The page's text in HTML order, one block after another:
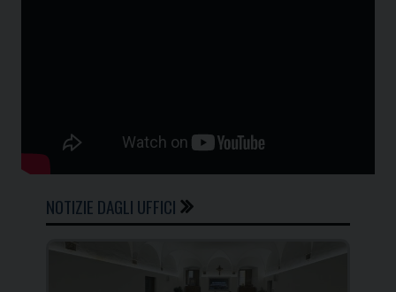
NOTIZIE DAGLI UFFICI